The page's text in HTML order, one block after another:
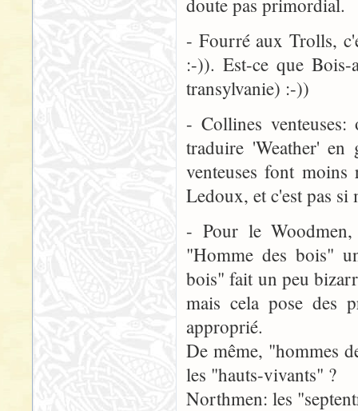
doute pas primordial.
- Fourré aux Trolls,
:-)). Est-ce que
transylvanie) :-))
- Collines
traduire 'Weather' en
venteuses font
Ledoux, et c'est pas si
- Pour le
"Homme des bois"
bois" fait un peu
mais cela pose des
approprié.
De même, "hommes
les "hauts-vivants" ?
Northmen: les